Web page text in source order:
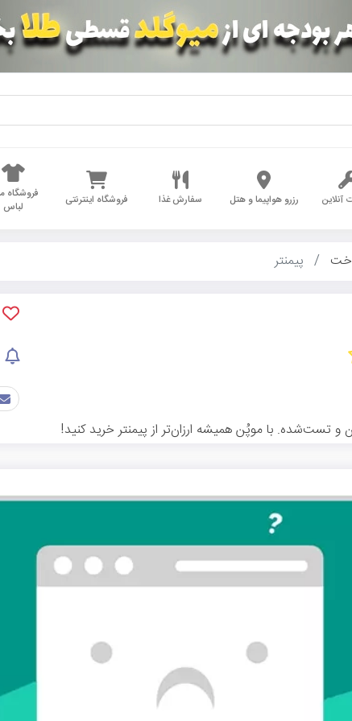
آنلاین رزرو هواپیما و هتل سفارش غذا فروشگاه اینترنتی
فروشگاه
لباس
پیمنتر
و تست‌شده. با موپُن همیشه ارزان‌تر از پیمنتر خرید کنید!